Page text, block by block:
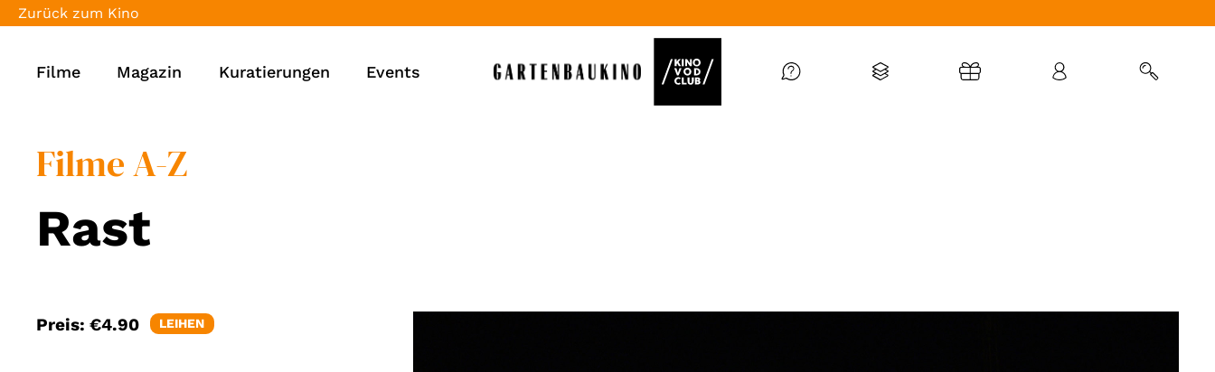
Zurück zum Kino
Filme Magazin Kuratierungen Events
Filme A-Z
Rast
Preis: €4.90 LEIHEN